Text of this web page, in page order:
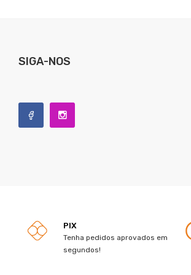
SIGA-NOS
PIX
Tenha pedidos aprovados em
segundos!